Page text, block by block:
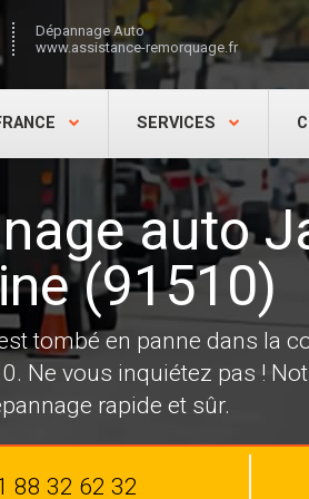
Dépannage Auto
www.assistance-remorquage.fr
SERVICES
auto
(91510)
tombé en panne dans la
Ne vous inquiétez pas !
rapide et sûr.
88 32 62 32